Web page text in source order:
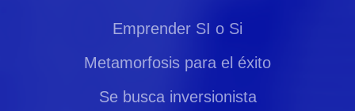
Emprender SI o Si
Metamorfosis para el éxito
Se busca inversionista